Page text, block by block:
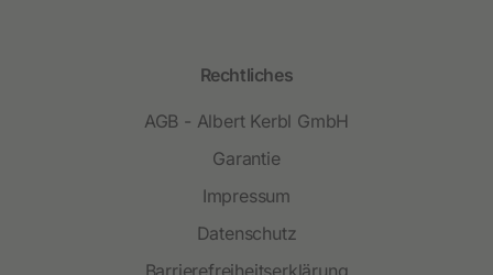
Rechtliches
AGB - Albert Kerbl GmbH
Garantie
Impressum
Datenschutz
Barrierefreiheitserklärung